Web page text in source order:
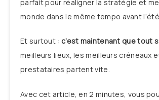
parfait pour réaligner la stratégie et
monde dans le même tempo avant l’été.
Et surtout : c’est maintenant que tout
meilleurs lieux, les meilleurs créneaux
prestataires partent vite.
Avec cet article, en 2 minutes, vous